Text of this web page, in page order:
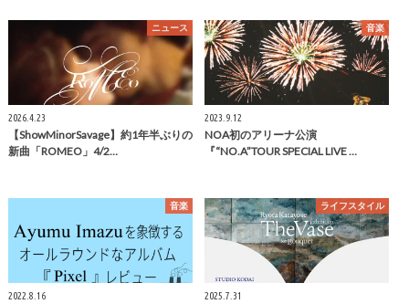
ニュース
2026.4.23
【ShowMinorSavage】約1年半ぶりの
新曲「ROMEO」4/2…
音楽
2023.9.12
NOA初のアリーナ公演
『“NO.A”TOUR SPECIAL LIVE …
音楽
2022.8.16
ライフスタイル
2025.7.31